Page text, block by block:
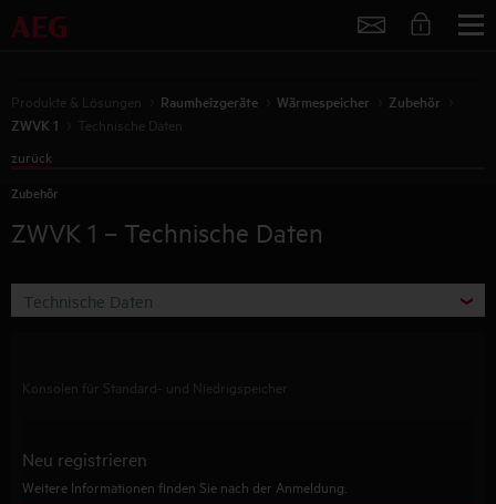
Service
Produkte & Lösungen Raumheizgeräte Wärmespeicher
Zubehör
ZWVK 1
Technische Daten
zurück
Zubehör
ZWVK 1 – Technische Daten
Technische Daten
Konsolen für Standard- und Niedrigspeicher
Neu registrieren
Weitere Informationen finden Sie nach der Anmeldung.